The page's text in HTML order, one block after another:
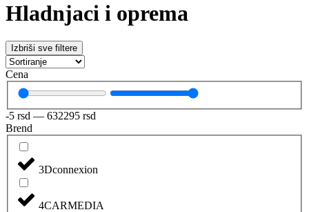
Hladnjaci i oprema
Izbriši sve filtere
Cena
-5 rsd — 632295 rsd
Brend
3Dconnexion
4CARMEDIA